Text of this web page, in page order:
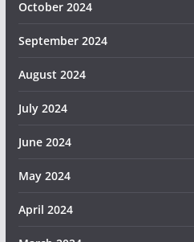
October 2024
September 2024
August 2024
July 2024
June 2024
May 2024
April 2024